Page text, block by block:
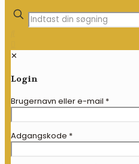
✕
Login
Brugernavn eller e-mail *
Adgangskode *